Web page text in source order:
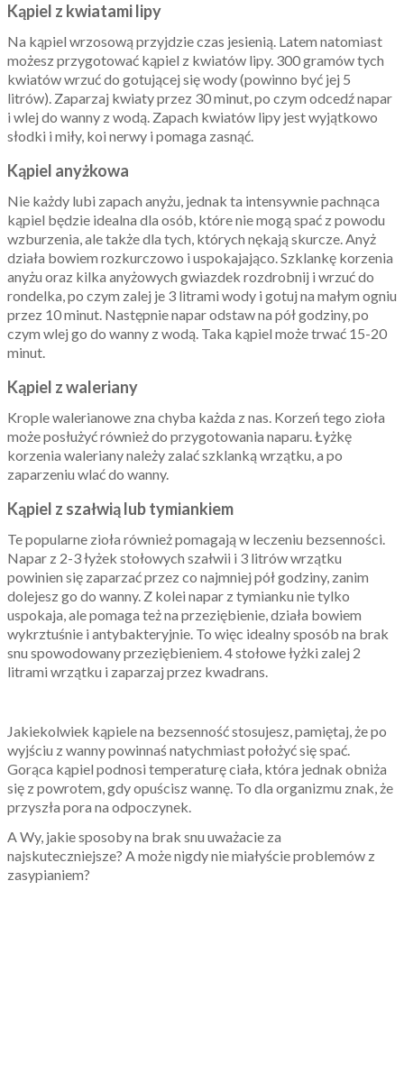
Kąpiel z kwiatami lipy
Na kąpiel wrzosową przyjdzie czas jesienią. Latem natomiast
możesz przygotować kąpiel z kwiatów lipy. 300 gramów tych
kwiatów wrzuć do gotującej się wody (powinno być jej 5
litrów). Zaparzaj kwiaty przez 30 minut, po czym odcedź napar
i wlej do wanny z wodą. Zapach kwiatów lipy jest wyjątkowo
słodki i miły, koi nerwy i pomaga zasnąć.
Kąpiel anyżkowa
Nie każdy lubi zapach anyżu, jednak ta intensywnie pachnąca
kąpiel będzie idealna dla osób, które nie mogą spać z powodu
wzburzenia, ale także dla tych, których nękają skurcze. Anyż
działa bowiem rozkurczowo i uspokajająco. Szklankę korzenia
anyżu oraz kilka anyżowych gwiazdek rozdrobnij i wrzuć do
rondelka, po czym zalej je 3 litrami wody i gotuj na małym ogniu
przez 10 minut. Następnie napar odstaw na pół godziny, po
czym wlej go do wanny z wodą. Taka kąpiel może trwać 15-20
minut.
Kąpiel z waleriany
Krople walerianowe zna chyba każda z nas. Korzeń tego zioła
może posłużyć również do przygotowania naparu. Łyżkę
korzenia waleriany należy zalać szklanką wrzątku, a po
zaparzeniu wlać do wanny.
Kąpiel z szałwią lub tymiankiem
Te popularne zioła również pomagają w leczeniu bezsenności.
Napar z 2-3 łyżek stołowych szałwii i 3 litrów wrzątku
powinien się zaparzać przez co najmniej pół godziny, zanim
dolejesz go do wanny. Z kolei napar z tymianku nie tylko
uspokaja, ale pomaga też na przeziębienie, działa bowiem
wykrztuśnie i antybakteryjnie. To więc idealny sposób na brak
snu spowodowany przeziębieniem. 4 stołowe łyżki zalej 2
litrami wrzątku i zaparzaj przez kwadrans.
Jakiekolwiek kąpiele na bezsenność stosujesz, pamiętaj, że po
wyjściu z wanny powinnaś natychmiast położyć się spać.
Gorąca kąpiel podnosi temperaturę ciała, która jednak obniża
się z powrotem, gdy opuścisz wannę. To dla organizmu znak, że
przyszła pora na odpoczynek.
A Wy, jakie sposoby na brak snu uważacie za
najskuteczniejsze? A może nigdy nie miałyście problemów z
zasypianiem?